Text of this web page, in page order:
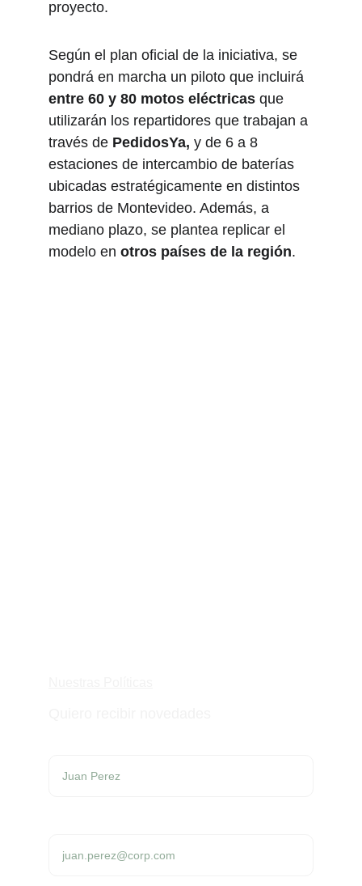
proyecto.
Según el plan oficial de la iniciativa, se
pondrá en marcha un piloto que incluirá
entre 60 y 80 motos eléctricas que
utilizarán los repartidores que trabajan a
través de PedidosYa, y de 6 a 8
estaciones de intercambio de baterías
ubicadas estratégicamente en distintos
barrios de Montevideo. Además, a
mediano plazo, se plantea replicar el
modelo en otros países de la región.